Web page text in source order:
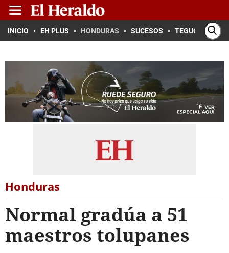
INICIO EH PLUS HONDURAS SUCESOS TEGUCIGALPA
Honduras
Normal gradúa a 51
maestros tolupanes